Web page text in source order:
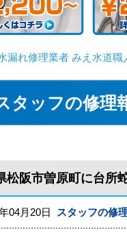
漏れ修理業者 みえ水道職
タッフの修理
松阪市曽原町に台所
04月20日 スタッフの修